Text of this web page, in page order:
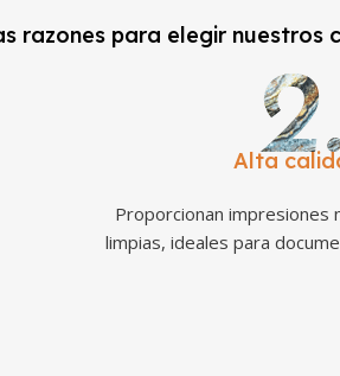
razones para elegir nuestros
Alta
Proporcionan impresiones
limpias, ideales para